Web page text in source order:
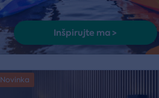
Inšpirujte ma >
Novinka